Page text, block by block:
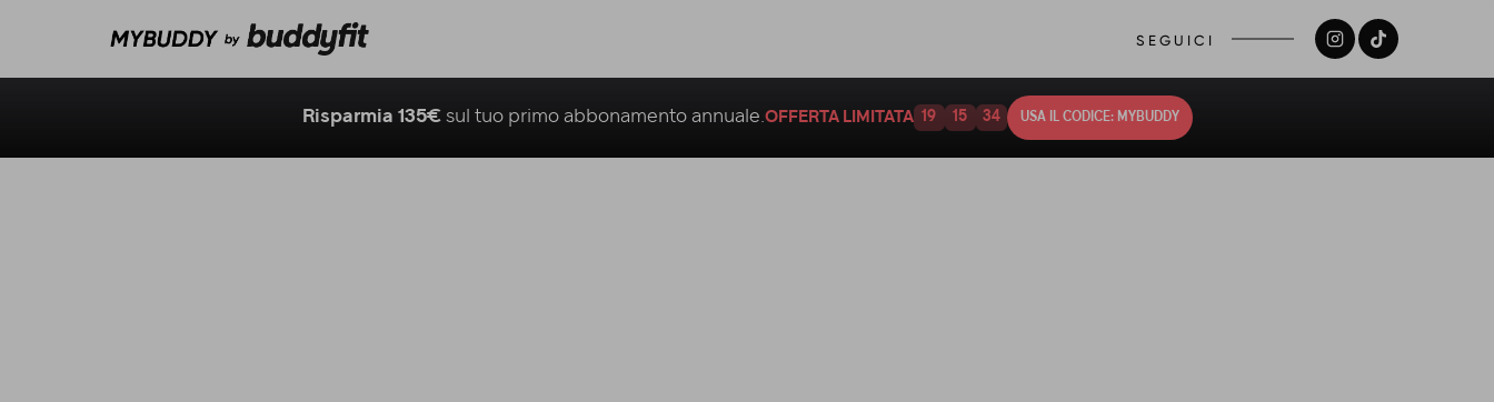
SEGUICI
Risparmia 135€ sul tuo primo abbonamento annuale.OFFERTA LIMITATA 19 15 33 USA IL CODICE: MYBUDDY